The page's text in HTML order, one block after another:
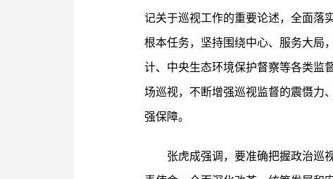
记关于巡视工作的重要论述，全面落
根本任务，坚持围绕中心、服务大局
计、中央生态环境保护督察等各类监
场巡视，不断增强巡视监督的震慑力
强保障。
张虎成强调，要准确把握政治巡